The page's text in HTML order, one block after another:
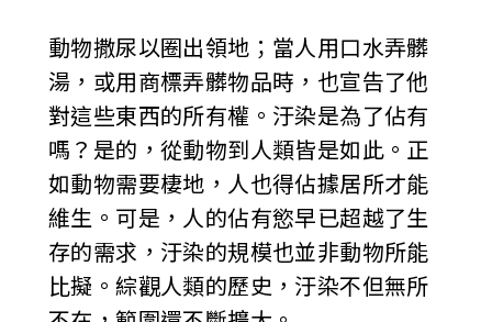
動物撒尿以圈出領地；當人用口水弄髒
湯，或用商標弄髒物品時，也宣告了他
對這些東西的所有權。汙染是為了佔有
嗎？是的，從動物到人類皆是如此。正
如動物需要棲地，人也得佔據居所才能
維生。可是，人的佔有慾早已超越了生
存的需求，汙染的規模也並非動物所能
比擬。綜觀人類的歷史，汙染不但無所